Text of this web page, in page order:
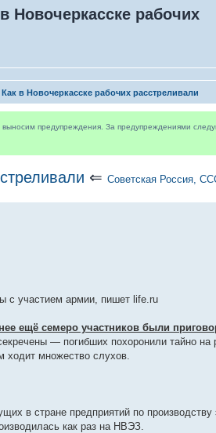
Новочеркасске рабочих
в Новочеркасске рабочих расстреливали
предупреждения. За предупреждениями
⇐ Советская Россия,
с участием армии, пишет life.ru
ещё семеро участников были
— погибших похоронили тайно на
ходит множество слухов.
в стране предприятий по
как раз на НВЭЗ.